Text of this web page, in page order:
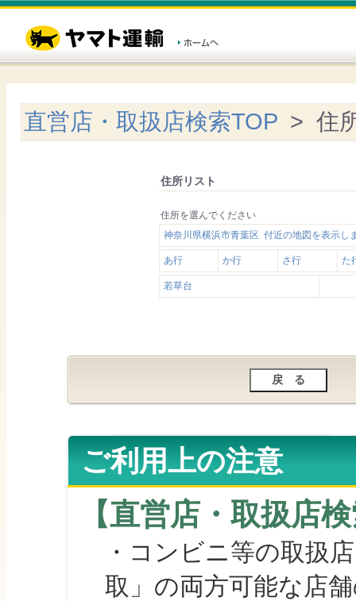
直営店・取扱店検索TOP > 住
住所リスト
住所を選んでください
神奈川県横浜市青葉区 付近の地図を表示し
あ行 か行 さ行 た
若草台
ご利用上の注意
【直営店・取扱店
・コンビニ等の取扱
取」の両方可能な店